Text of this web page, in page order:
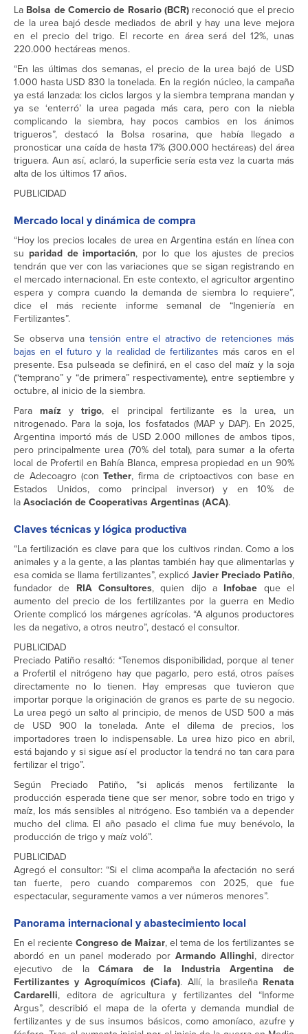
La Bolsa de Comercio de Rosario (BCR)reconoció que el precio
de la urea bajó desde mediados de abril y hay una leve mejora
en el precio del trigo. El recorte en área será del 12%, unas
220.000 hectáreas menos.
“En las últimas dos semanas, el precio de la urea bajó de USD
1.000 hasta USD 830 la tonelada. En la región núcleo, la campaña
ya está lanzada: los ciclos largos y la siembra temprana mandan y
ya se ‘enterró’ la urea pagada más cara, pero con la niebla
complicando la siembra, hay pocos cambios en los ánimos
trigueros”, destacó la Bolsa rosarina, que había llegado a
pronosticar una caída de hasta 17% (300.000 hectáreas) del área
triguera. Aun así, aclaró, la superficie sería esta vez la cuarta más
alta de los últimos 17 años.
PUBLICIDAD
Mercado local y dinámica de compra
“Hoy los precios locales de urea en Argentina están en línea con
su paridad de importación, por lo que los ajustes de precios
tendrán que ver con las variaciones que se sigan registrando en
el mercado internacional. En este contexto, el agricultor argentino
espera y compra cuando la demanda de siembra lo requiere”,
dice el más reciente informe semanal de “Ingeniería en
Fertilizantes”.
Se observa una tensión entre el atractivo de retenciones más
bajas en el futuro y la realidad de fertilizantes más caros en el
presente. Esa pulseada se definirá, en el caso del maíz y la soja
(“temprano” y “de primera” respectivamente), entre septiembre y
octubre, al inicio de la siembra.
Para maízy trigo, el principal fertilizante es la urea, un
nitrogenado. Para la soja, los fosfatados (MAP y DAP). En 2025,
Argentina importó más de USD 2.000 millones de ambos tipos,
pero principalmente urea (70% del total), para sumar a la oferta
local de Profertil en Bahía Blanca, empresa propiedad en un 90%
de Adecoagro (conTether, firma de criptoactivos con base en
Estados Unidos, como principal inversor) y en 10% de
la Asociación de Cooperativas Argentinas (ACA).
Claves técnicas y lógica productiva
“La fertilización es clave para que los cultivos rindan. Como a los
animales y a la gente, a las plantas también hay que alimentarlas y
esa comida se llama fertilizantes”, explicó Javier Preciado Patiño,
fundador de RIA Consultores, quien dijo a Infobae que el
aumento del precio de los fertilizantes por la guerra en Medio
Oriente complicó los márgenes agrícolas. “A algunos productores
les da negativo, a otros neutro”, destacó el consultor.
PUBLICIDAD
Preciado Patiño resaltó: “Tenemos disponibilidad, porque al tener
a Profertil el nitrógeno hay que pagarlo, pero está, otros países
directamente no lo tienen. Hay empresas que tuvieron que
importar porque la originación de granos es parte de su negocio.
La urea pegó un salto al principio, de menos de USD 500 a más
de USD 900 la tonelada. Ante el dilema de precios, los
importadores traen lo indispensable. La urea hizo pico en abril,
está bajando y si sigue así el productor la tendrá no tan cara para
fertilizar el trigo”.
Según Preciado Patiño, “si aplicás menos fertilizante la
producción esperada tiene que ser menor, sobre todo en trigo y
maíz, los más sensibles al nitrógeno. Eso también va a depender
mucho del clima. El año pasado el clima fue muy benévolo, la
producción de trigo y maíz voló”.
PUBLICIDAD
Agregó el consultor: “Si el clima acompaña la afectación no será
tan fuerte, pero cuando comparemos con 2025, que fue
espectacular, seguramente vamos a ver números menores”.
Panorama internacional y abastecimiento local
En el reciente Congreso de Maizar, el tema de los fertilizantes se
abordó en un panel moderado por Armando Allinghi, director
ejecutivo de laCámara de la Industria Argentina de
Fertilizantes y Agroquímicos (Ciafa). Allí, la brasileña Renata
Cardarelli, editora de agricultura y fertilizantes del “Informe
Argus”, describió el mapa de la oferta y demanda mundial de
fertilizantes y de sus insumos básicos, como amoníaco, azufre y